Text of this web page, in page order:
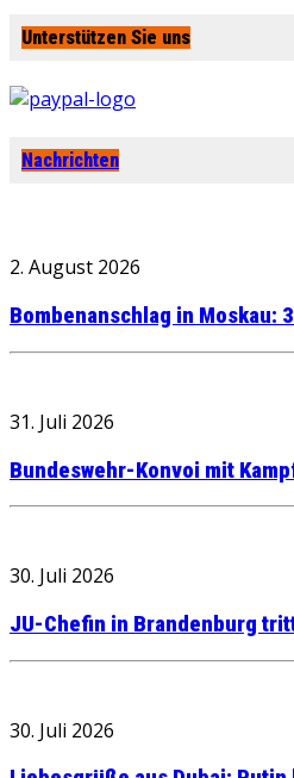
Unterstützen Sie uns
Nachrichten
2. August 2026
Bombenanschlag in Moskau:
31. Juli 2026
Bundeswehr-Konvoi mit
30. Juli 2026
JU-Chefin in Brandenburg
30. Juli 2026